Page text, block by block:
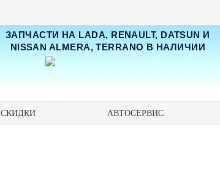
ЗАПЧАСТИ НА LADA, RENAULT, DATSUN И
NISSAN ALMERA, TERRANO В НАЛИЧИИ
СКИДКИ АВТОСЕРВИС